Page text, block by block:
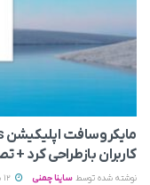
کاربران بازطراحی کرد +
نوشته شده توسط ساینا چمنی